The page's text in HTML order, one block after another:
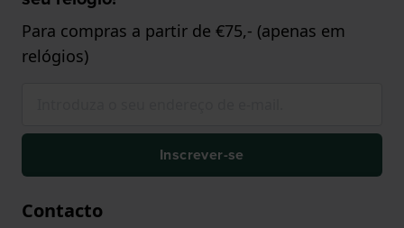
Para compras a partir de €75,- (apenas em
relógios)
Inscrever-se
Contacto